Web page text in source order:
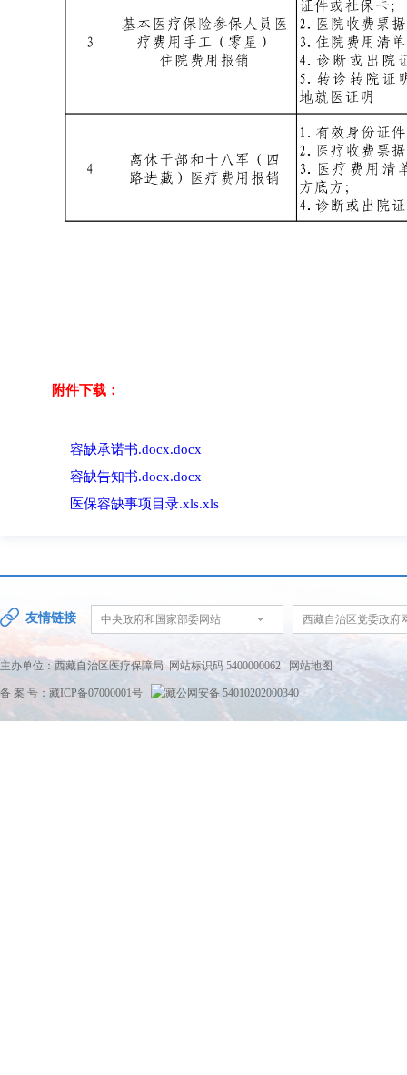
附件下载：
容缺承诺书.docx.docx
容缺告知书.docx.docx
医保容缺事项目录.xls.xls
友情链接 中央政府和国家部委网站 西藏自治区党委政府
主办单位：西藏自治区医疗保障局 网站标识码 5400000062 网站地图
备 案 号：藏ICP备07000001号 藏公网安备 54010202000340